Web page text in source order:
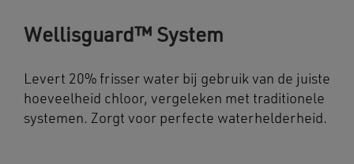
Wellisguard™ System
Levert 20% frisser water bij gebruik van de juiste
hoeveelheid chloor, vergeleken met traditionele
systemen. Zorgt voor perfecte waterhelderheid.